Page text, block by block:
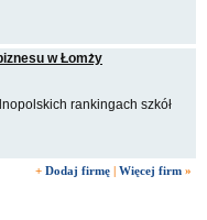
w Łomży
rankingach szkół
+ Dodaj firmę | Więcej firm »